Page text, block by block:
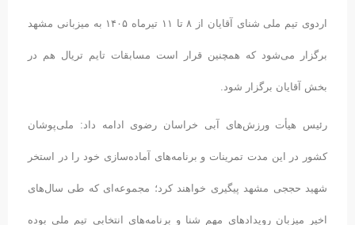
اردوی تیم ملی شنای آقایان از ۸ تا ۱۱ تیرماه ۱۴۰۵ به میزبانی مشهد
برگزار می‌شود که همچنین قرار است مسابقات تایم تریال هم در
بخش آقایان برگزار شود.
رئیس هیأت ورزش‌های آبی خراسان رضوی ادامه داد: ملی‌پوشان
کشور در این مدت تمرینات و برنامه‌های آماده‌سازی خود را در استخر
شهید حججی مشهد پیگیری خواهند کرد؛ مجموعه‌ای که طی سال‌های
اخیر میزبان رویدادهای مهم شنا و برنامه‌های انتخابی تیم ملی بوده